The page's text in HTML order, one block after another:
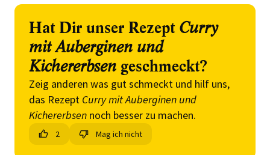
Hat Dir unser Rezept Curry
mit Auberginen und
Kichererbsen geschmeckt?
Zeig anderen was gut schmeckt und hilf uns,
das Rezept Curry mit Auberginen und
Kichererbsen noch besser zu machen.
2 Mag ich nicht